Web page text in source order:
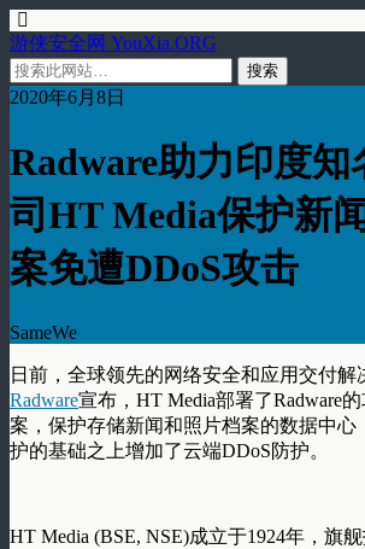
游侠安全网 YouXia.ORG
2020年6月8日
Radware助力印度知
司HT Media保护新
案免遭DDoS攻击
SameWe
日前，全球领先的网络安全和应用交付解
Radware宣布，HT Media部署了Radware
案，保护存储新闻和照片档案的数据中心
护的基础之上增加了云端DDoS防护。
HT Media (BSE, NSE)成立于1924年，旗